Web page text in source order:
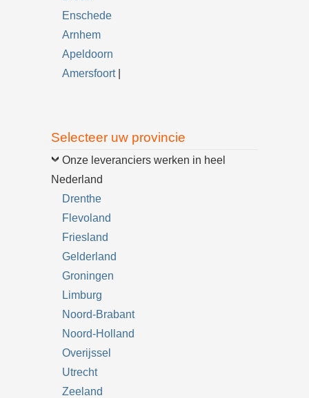
Enschede
Arnhem
Apeldoorn
Amersfoort|
Selecteer uw provincie
Onze leveranciers werken in heel
Nederland
Drenthe
Flevoland
Friesland
Gelderland
Groningen
Limburg
Noord-Brabant
Noord-Holland
Overijssel
Utrecht
Zeeland